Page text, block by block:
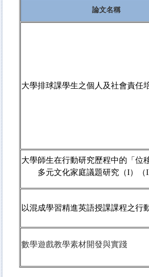
論文名稱
大學排球課學生之個人及社會責任
大學師生在行動研究歷程中的「位移
多元文化家庭議題研究（I）（
以混成學習精進英語授課課程之行
數學遊戲教學素材開發與實踐